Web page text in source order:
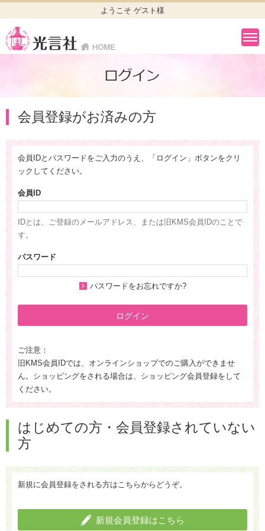
ようこそ ゲスト様
会員登録がお済みの方
会員IDとパスワードをご入力のうえ、「ログイン」ボタンをクリ
ックしてください。
会員ID
IDとは、ご登録のメールアドレス、または旧KMS会員IDのことで
す。
パスワード
パスワードをお忘れですか?
ログイン
ご注意：
旧KMS会員IDでは、オンラインショップでのご購入ができませ
ん。ショッピングをされる場合は、ショッピング会員登録をして
ください。
はじめての方・会員登録されていない
方
新規に会員登録をされる方はこちらからどうぞ。
新規会員登録はこちら